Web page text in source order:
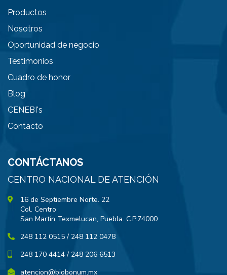
Productos
Nosotros
Oportunidad de negocio
Testimonios
Cuadro de honor
Blog
CENEBI's
Contacto
CONTÁCTANOS
CENTRO NACIONAL DE ATENCIÓN
16 de Septiembre Norte. 22
Col. Centro
San Martín Texmelucan, Puebla. C.P.74000
248 112 0515 / 248 112 0478
248 170 4414 / 248 206 6513
atencion@biobonum.mx